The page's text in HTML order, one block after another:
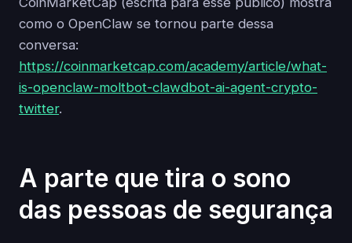
como o OpenClaw se tornou parte dessa
conversa:
https://coinmarketcap.com/academy/article/what-
is-openclaw-moltbot-clawdbot-ai-agent-crypto-
twitter.
A parte que tira o sono
das pessoas de segurança